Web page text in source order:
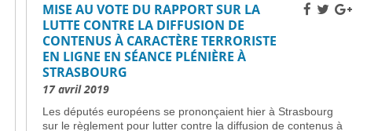
mars 2026
Vol Ryanair : des passagers bloqués en France à
cause des retards de l’EES -31 mars 2026
Air France-KLM augmente les tarifs long-courrier
face à la crise pétrolière du Moyen-Orient -
2026
de renouvellement de passeport dans le cadre des
règles ETA -30 mars 2026
MISE AU VOTE DU RAPPORT SUR LA
LUTTE CONTRE LA DIFFUSION DE
CONTENUS À CARACTÈRE TERRORISTE
EN LIGNE EN SÉANCE PLÉNIÈRE À
STRASBOURG
17 avril 2019
Les députés européens se prononçaient hier à Strasbourg
sur le règlement pour lutter contre la diffusion de contenus à